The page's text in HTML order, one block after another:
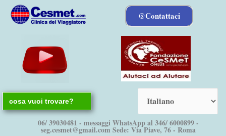
@Contattaci
Search
for:
06/ 39030481 - messaggi WhatsApp al 346/ 6000899 -
seg.cesmet@gmail.com Sede: Via Piave, 76 - Roma